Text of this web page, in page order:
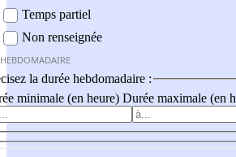
Temps partiel
Non renseignée
la durée hebdomadaire :
minimale (en heure) Durée maximale (en